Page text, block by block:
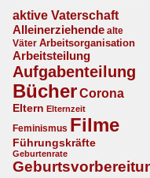
aktive Vaterschaft
Alleinerziehende alte
Väter Arbeitsorganisation
Arbeitsteilung
Aufgabenteilung
BücherCorona
Eltern Elternzeit
Feminismus Filme
Führungskräfte
Geburtenrate